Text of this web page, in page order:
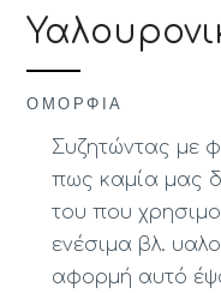
ΟΜΟΡΦΙΆ
Συζητώντας με
πως καμία μας
του που
ενέσιμα βλ.
αφορμή αυτό